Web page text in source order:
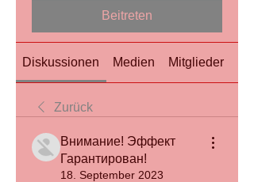
Beitreten
Diskussionen Medien Mitglieder
Zurück
Внимание! Эффект
Гарантирован!
18. September 2023